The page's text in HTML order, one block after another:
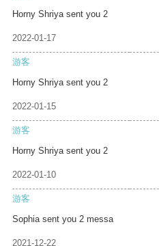
Horny Shriya sent you 2
2022-01-17
游客
Horny Shriya sent you 2
2022-01-15
游客
Horny Shriya sent you 2
2022-01-10
游客
Sophia sent you 2 messa
2021-12-22